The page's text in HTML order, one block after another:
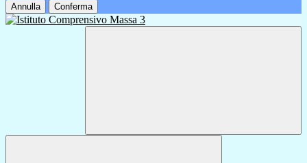
Annulla Conferma